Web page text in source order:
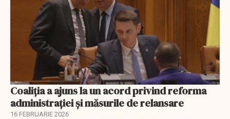
Coaliția a ajuns la un acord privind reforma
administrației și măsurile de relansare
16 FEBRUARIE 2026